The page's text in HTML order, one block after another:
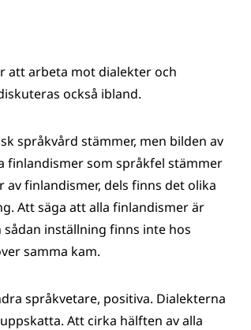
att arbeta mot dialekter och
också ibland.
språkvård stämmer, men bilden av
finlandismer som språkfel stämmer
finlandismer, dels finns det olika
Att säga att alla finlandismer är
inställning finns inte hos
samma kam.
språkvetare, positiva. Dialekterna
Att cirka hälften av alla